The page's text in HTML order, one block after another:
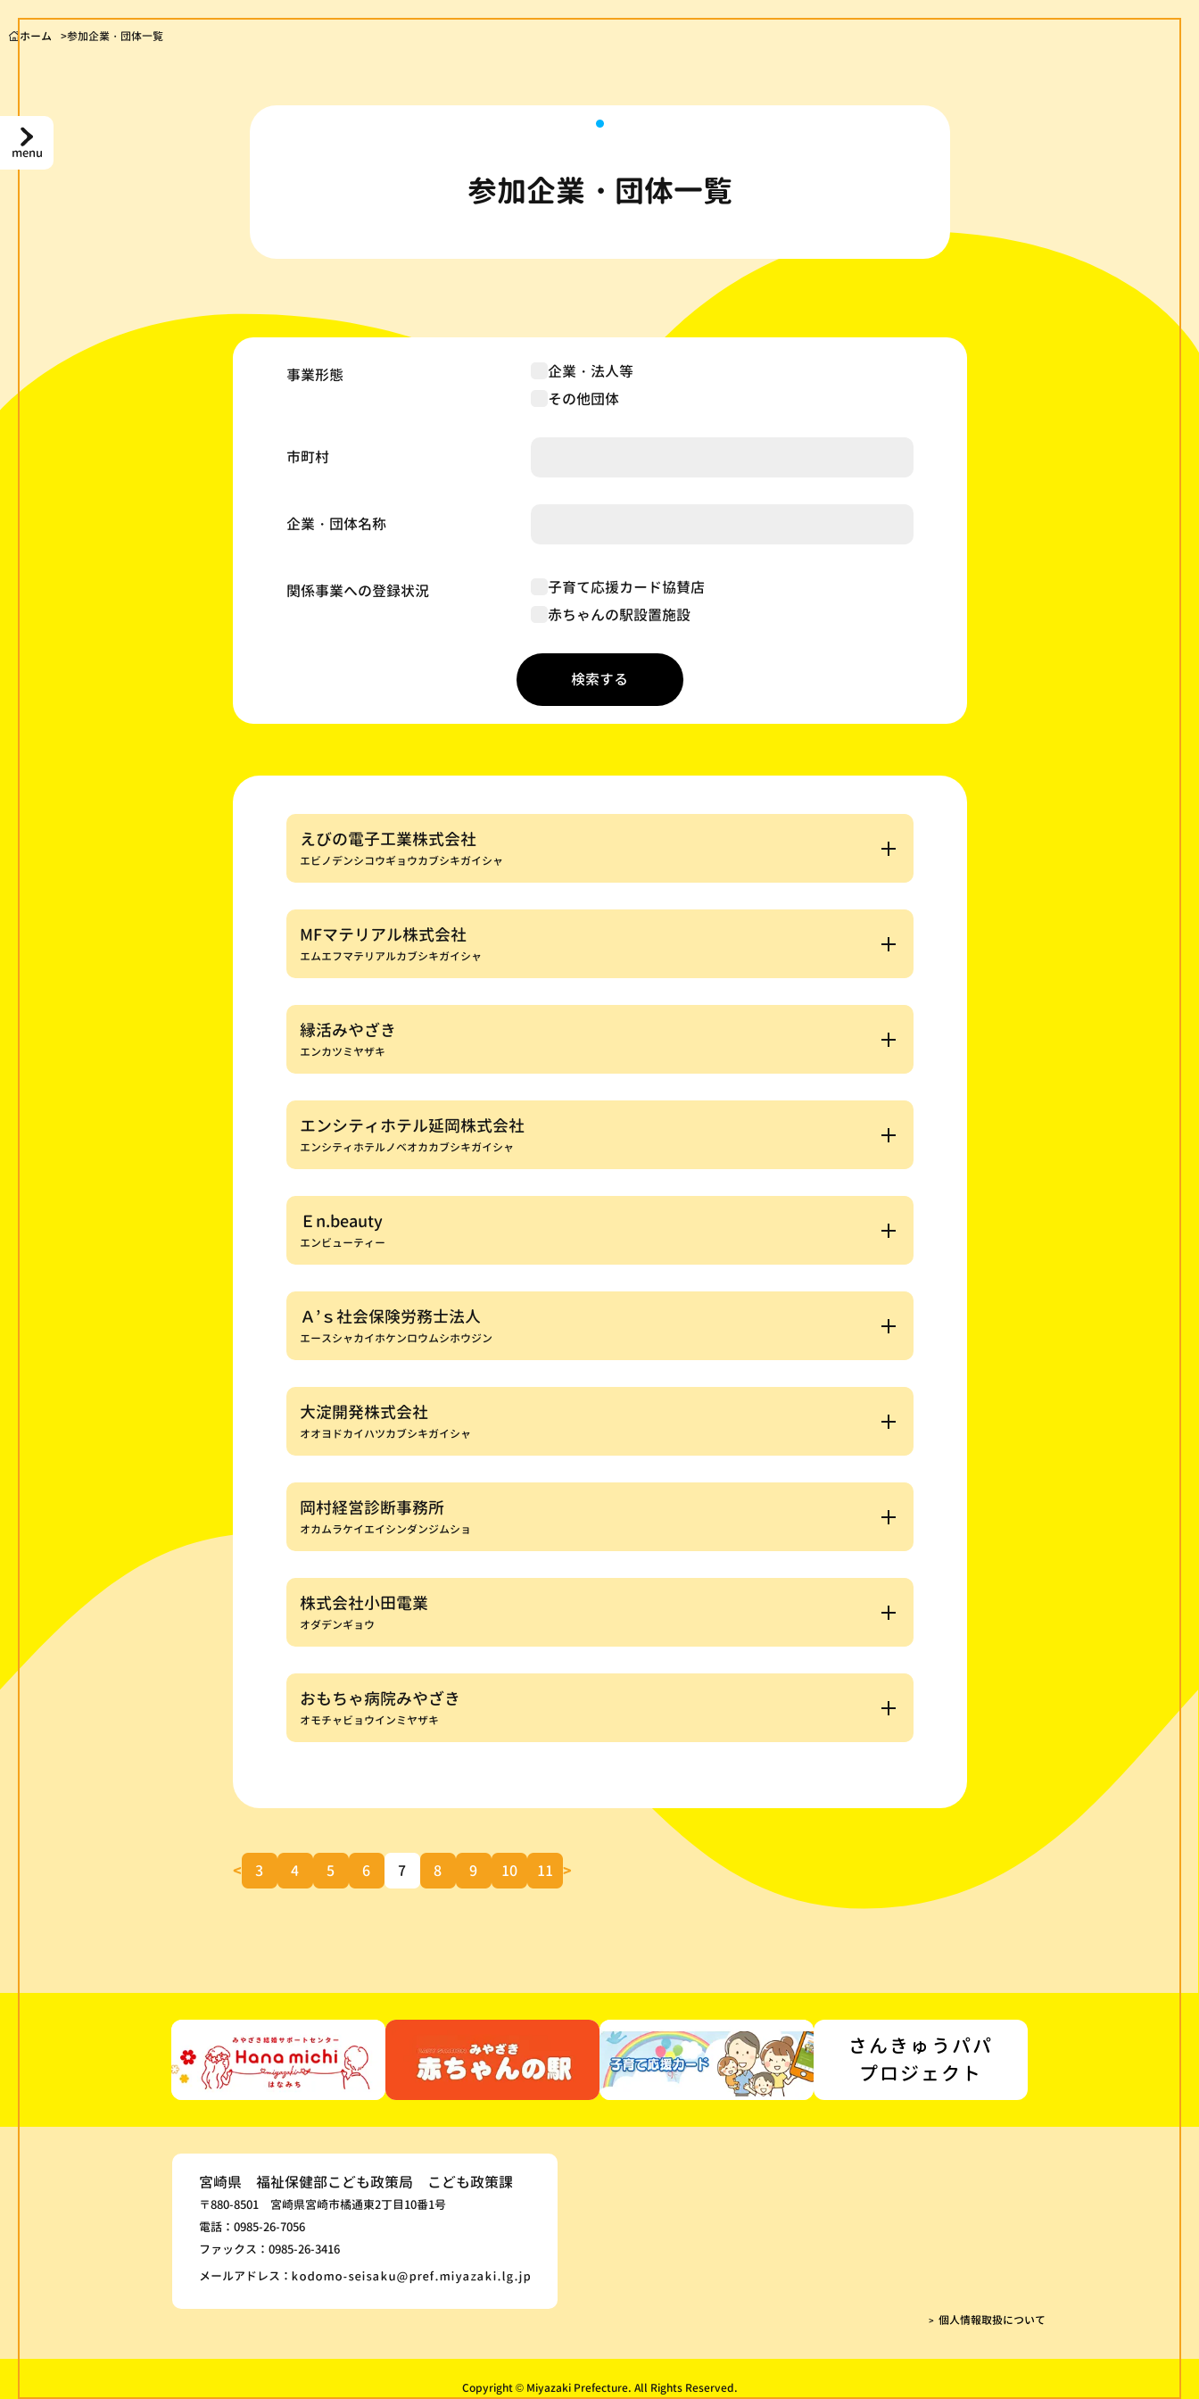
menu
ホーム 参加企業・団体一覧
参加企業・団体一覧
事業形態
企業・法人等
その他団体
市町村
企業・団体名称
関係事業への登録状況
子育て応援カード協賛店
赤ちゃんの駅設置施設
えびの電子工業株式会社
エビノデンシコウギョウカブシキガイシャ
MFマテリアル株式会社
エムエフマテリアルカブシキガイシャ
縁活みやざき
エンカツミヤザキ
エンシティホテル延岡株式会社
エンシティホテルノベオカカブシキガイシャ
Ｅn.beauty
エンビューティー
Ａ’ｓ社会保険労務士法人
エースシャカイホケンロウムシホウジン
大淀開発株式会社
オオヨドカイハツカブシキガイシャ
岡村経営診断事務所
オカムラケイエイシンダンジムショ
株式会社小田電業
オダデンギョウ
おもちゃ病院みやざき
オモチャビョウインミヤザキ
< 3 4 5 6 7 8 9 10 11 >
さんきゅうパパ
プロジェクト
宮崎県 福祉保健部こども政策局 こども政策課
〒880-8501 宮崎県宮崎市橘通東2丁目10番1号
電話：0985-26-7056
ファックス：0985-26-3416
メールアドレス：
個人情報取扱について
Copyright © Miyazaki Prefecture. All Rights Reserved.